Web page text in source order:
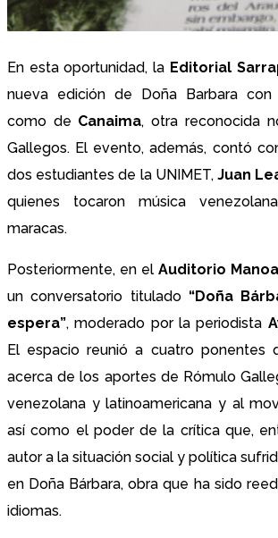
En esta oportunidad, la Editorial
nueva edición de Doña Barbara con
como de Canaima, otra reconocida
Gallegos. El evento, además, contó
dos estudiantes de la UNIMET,Juan
quienes tocaron música
maracas.
Posteriormente, en el Auditorio Manoa
un conversatorio titulado “Doña
espera”, moderado por la periodista
El espacio reunió a cuatro ponentes
acerca de los aportes de Rómulo
venezolana y latinoamericana y al
así como el poder de la crítica que,
autor a la situación social y política
en Doña Bárbara, obra que ha sido
idiomas.